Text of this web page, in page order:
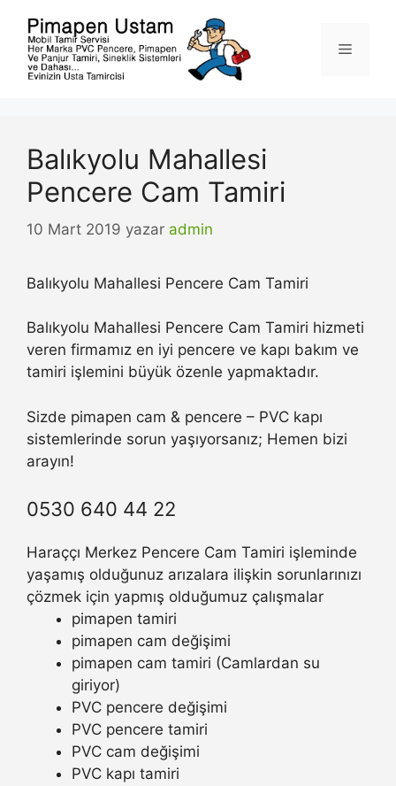
Menü
Balıkyolu Mahallesi
Pencere Cam Tamiri
10 Mart 2019 yazar admin
Balıkyolu Mahallesi Pencere Cam Tamiri
Balıkyolu Mahallesi Pencere Cam Tamiri hizmeti
veren firmamız en iyi pencere ve kapı bakım ve
tamiri işlemini büyük özenle yapmaktadır.
Sizde pimapen cam & pencere – PVC kapı
sistemlerinde sorun yaşıyorsanız; Hemen bizi
arayın!
0530 640 44 22
Haraççı Merkez Pencere Cam Tamiri işleminde
yaşamış olduğunuz arızalara ilişkin sorunlarınızı
çözmek için yapmış olduğumuz çalışmalar
pimapen tamiri
pimapen cam değişimi
pimapen cam tamiri (Camlardan su
giriyor)
PVC pencere değişimi
PVC pencere tamiri
PVC cam değişimi
PVC kapı tamiri